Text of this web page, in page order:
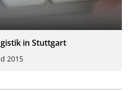
in Stuttgart
2015